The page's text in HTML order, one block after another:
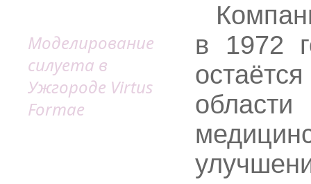
Моделирование
силуета в
Ужгороде Virtus
Formae
в 1972